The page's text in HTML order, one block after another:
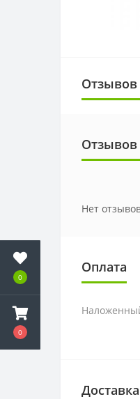
0
0
Отзывов
Отзывов
Нет
Оплата
Доставка